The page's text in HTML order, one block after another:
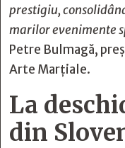
prestigiu,
marilor evenimente
Petre Bulmagă,
Arte Marțiale.
La
din